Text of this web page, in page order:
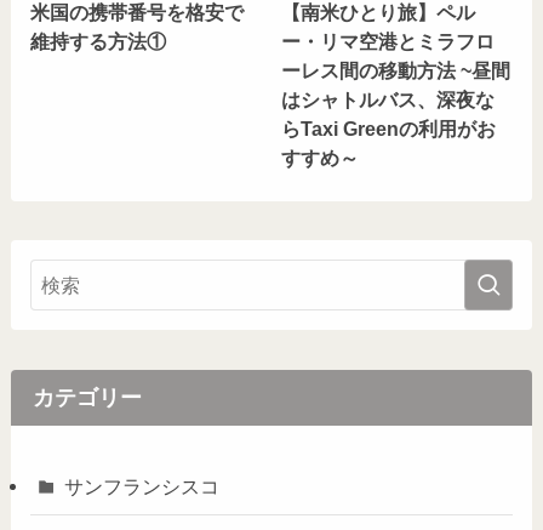
米国の携帯番号を格安で
維持する方法①
【南米ひとり旅】ペル
ー・リマ空港とミラフロ
ーレス間の移動方法 ~昼間
はシャトルバス、深夜な
らTaxi Greenの利用がお
すすめ～
カテゴリー
サンフランシスコ